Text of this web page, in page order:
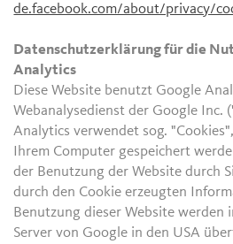
de.facebook.com/about/privacy/
Datenschutzerklärung für die
Analytics
Diese Website benutzt Google
Webanalysedienst der Google Inc.
Analytics verwendet sog.
Ihrem Computer gespeichert
der Benutzung der Website durch
durch den Cookie erzeugten
Benutzung dieser Website werden
Server von Google in den USA